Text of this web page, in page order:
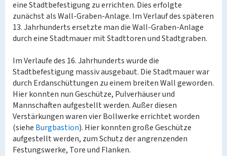
eine Stadtbefestigung zu errichten. Dies erfolgte
zunächst als Wall-Graben-Anlage. Im Verlauf des späteren
13. Jahrhunderts ersetzte man die Wall-Graben-Anlage
durch eine Stadtmauer mit Stadttoren und Stadtgraben.
Im Verlaufe des 16. Jahrhunderts wurde die
Stadtbefestigung massiv ausgebaut. Die Stadtmauer war
durch Erdanschüttungen zu einem breiten Wall geworden.
Hier konnten nun Geschütze, Pulverhäuser und
Mannschaften aufgestellt werden. Außer diesen
Verstärkungen waren vier Bollwerke errichtet worden
(siehe Burgbastion). Hier konnten große Geschütze
aufgestellt werden, zum Schutz der angrenzenden
Festungswerke, Tore und Flanken.